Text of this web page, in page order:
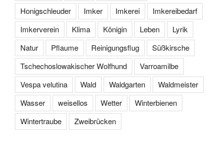
Honigschleuder
Imker Imkerei
Imkereibedarf
Imkerverein
Klima Königin Leben
Lyrik
Natur
Pflaume Reinigungsflug
Süßkirsche
Tschechoslowakischer Wolfhund
Varroamilbe
Vespa velutina
Wald Waldgarten
Waldmeister
Wasser
weisellos Wetter
Winterbienen
Wintertraube
Zweibrücken